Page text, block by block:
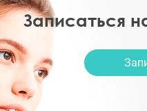
Записаться